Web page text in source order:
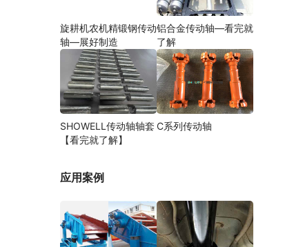
旋耕机农机精锻钢传动
轴—展好制造
铝合金传动轴—看完就
了解
SHOWELL传动轴轴套
【看完就了解】
C系列传动轴
应用案例